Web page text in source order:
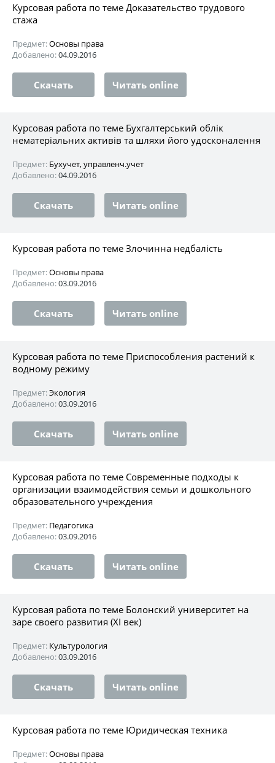
Курсовая работа по теме Доказательство трудового
стажа
Предмет:Основы права
Добавлено:04.09.2016
Скачать Читать online
Курсовая работа по теме Бухгалтерський облік
нематеріальних активів та шляхи його удосконалення
Предмет: Бухучет, управленч.учет
Добавлено:04.09.2016
Скачать Читать online
Курсовая работа по теме Злочинна недбалість
Предмет:Основы права
Добавлено:03.09.2016
Скачать Читать online
Курсовая работа по теме Приспособления растений к
водному режиму
Предмет:Экология
Добавлено:03.09.2016
Скачать Читать online
Курсовая работа по теме Современные подходы к
организации взаимодействия семьи и дошкольного
образовательного учреждения
Предмет: Педагогика
Добавлено:03.09.2016
Скачать Читать online
Курсовая работа по теме Болонский университет на
заре своего развития (XI век)
Предмет: Культурология
Добавлено:03.09.2016
Скачать Читать online
Курсовая работа по теме Юридическая техника
Предмет:Основы права